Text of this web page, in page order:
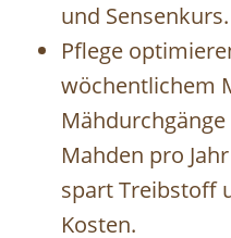
und Sensenkurs.
Pflege
wöchentlichem
Mahden pro
spart Treibstoff
Kosten.